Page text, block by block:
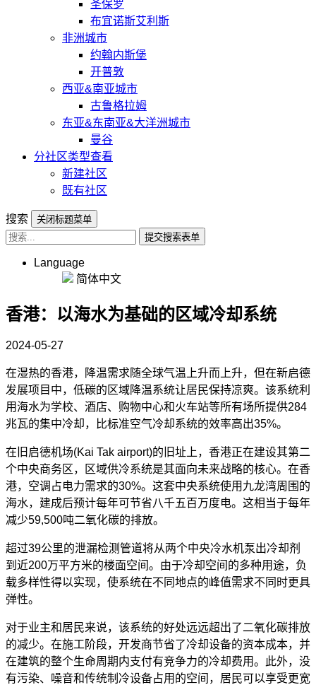
圣保罗
布宜诺斯艾利斯
非洲城市
约翰内斯堡
开普敦
西亚&南亚城市
古鲁格拉姆
东亚&东南亚&大洋洲城市
曼谷
分社区类型查看
新建社区
既有社区
搜索
关闭标题菜单
提交搜索表单
Language
简体中文
香港：以海水为基础的区域冷却系统
2024-05-27
在湿热的香港，降温需求随全球气温上升而上升，但在新启德
发展项目中，低碳的区域降温系统让居民保持凉爽。该系统利
用海水为学校、酒店、购物中心和火车站等所有场所提供284
兆瓦的集中冷却，比标准空气冷却系统的效率高出35%。
在旧启德机场(Kai Tak airport)的旧址上，香港正在建设其第二
个中央商务区，区域供冷系统是其面向未来战略的核心。在香
港，空调占电力需求的30%。这套中央系统使用九龙湾周围的
海水，建成后预计每年可节省八千五百万度电。这相当于每年
减少59,500吨二氧化碳的排放。
超过39公里的泄漏检测管道将从两个中央冷水机泵出冷却剂
到近200万平方米的楼面空间。由于冷却空间的多种用途，负
载多样性得以实现，使系统在不同地点的峰值需求不同时更具
弹性。
对于业主和居民来说，该系统的好处远远超出了二氧化碳排放
的减少。在施工阶段，开发商节省了冷却设备的资本成本，并
在建筑的整个生命周期内支付有竞争力的冷却费用。此外，没
有污染、噪音和传统制冷设备占用的空间，居民可以享受更宽